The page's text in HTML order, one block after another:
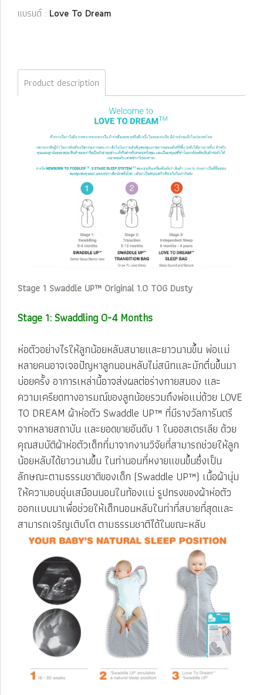
แบรนด์ : Love To Dream
Product description
Stage 1 Swaddle UP™ Original 1.0 TOG Dusty
Stage 1: Swaddling0-4 Months
ห่อตัวอย่างไรให้ลูกน้อยหลับสบายและยาวนานขึ้น พ่อแม่
หลายคนอาจเจอปัญหาลูกนอนหลับไม่สนิทและมักตื่นขึ้นมา
บ่อยครั้ง อาการเหล่านี้อาจส่งผลต่อร่างกายสมอง และ
ความเครียดทางอารมณ์ของลูกน้อยรวมถึงพ่อแม่ด้วย LOVE
TO DREAM ผ้าห่อตัว Swaddle UP™ ที่มีรางวัลการันตรี
จากหลายสถาบัน และยอดขายอันดับ 1 ในออสเตรเลีย ด้วย
คุณสมบัติผ้าห่อตัวเด็กที่มาจากงานวิจัยที่สามารถช่วยให้ลูก
น้อยหลับได้ยาวนานขึ้น ในท่านอนที่หงายแขนขึ้นซึ่งเป็น
ลักษณะตามธรรมชาติของเด็ก (Swaddle UP™) เนื้อผ้านุ่ม
ให้ความอบอุ่นเสมือนนอนในท้องแม่ รูปทรงของผ้าห่อตัว
ออกแบบมาเพื่อช่วยให้เด็กนอนหลับในท่าที่สบายที่สุดและ
สามารถเจริญเติบโต ตามธรรมชาติได้ในขณะหลับ